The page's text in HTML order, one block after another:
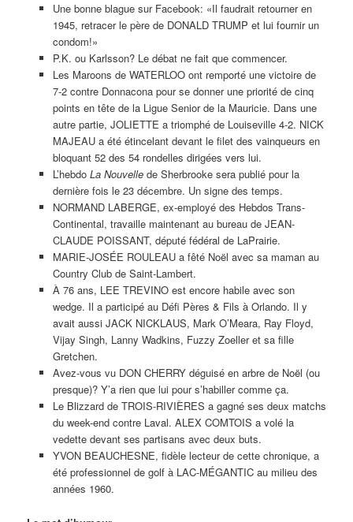
Une bonne blague sur Facebook: «Il faudrait retourner en
1945, retracer le père de DONALD TRUMP et lui fournir un
condom!»
P.K. ou Karlsson? Le débat ne fait que commencer.
Les Maroons de WATERLOO ont remporté une victoire de
7-2 contre Donnacona pour se donner une priorité de cinq
points en tête de la Ligue Senior de la Mauricie. Dans une
autre partie, JOLIETTE a triomphé de Louiseville 4-2. NICK
MAJEAU a été étincelant devant le filet des vainqueurs en
bloquant 52 des 54 rondelles dirigées vers lui.
L’hebdo La Nouvellede Sherbrooke sera publié pour la
dernière fois le 23 décembre. Un signe des temps.
NORMAND LABERGE, ex-employé des Hebdos Trans-
Continental, travaille maintenant au bureau de JEAN-
CLAUDE POISSANT, député fédéral de LaPrairie.
MARIE-JOSÉE ROULEAU a fêté Noël avec sa maman au
Country Club de Saint-Lambert.
À 76 ans, LEE TREVINO est encore habile avec son
wedge. Il a participé au Défi Pères & Fils à Orlando. Il y
avait aussi JACK NICKLAUS, Mark O’Meara, Ray Floyd,
Vijay Singh, Lanny Wadkins, Fuzzy Zoeller et sa fille
Gretchen.
Avez-vous vu DON CHERRY déguisé en arbre de Noël (ou
presque)? Y’a rien que lui pour s’habiller comme ça.
Le Blizzard de TROIS-RIVIÈRES a gagné ses deux matchs
du week-end contre Laval. ALEX COMTOIS a volé la
vedette devant ses partisans avec deux buts.
YVON BEAUCHESNE, fidèle lecteur de cette chronique, a
été professionnel de golf à LAC-MÉGANTIC au milieu des
années 1960.